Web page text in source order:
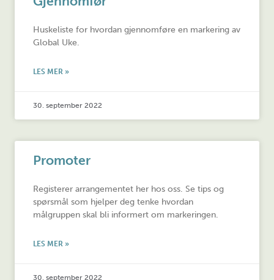
Huskeliste for hvordan gjennomføre en markering av
Global Uke.
LES MER »
30. september 2022
Promoter
Registerer arrangementet her hos oss. Se tips og
spørsmål som hjelper deg tenke hvordan
målgruppen skal bli informert om markeringen.
LES MER »
30. september 2022